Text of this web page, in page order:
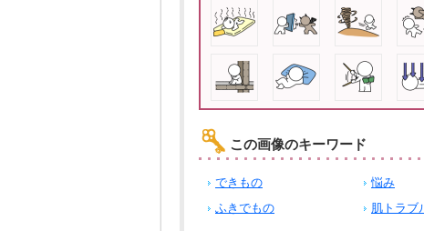
この画像のキーワード
できもの 悩み
ふきでもの
肌トラブ